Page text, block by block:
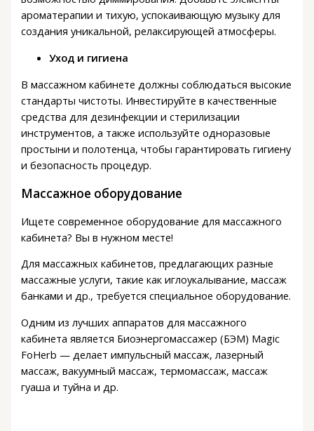
ароматерапии и тихую, успокаивающую музыку для
создания уникальной, релаксирующей атмосферы.
Уход и гигиена
В массажном кабинете должны соблюдаться высокие
стандарты чистоты. Инвестируйте в качественные
средства для дезинфекции и стерилизации
инструментов, а также используйте одноразовые
простыни и полотенца, чтобы гарантировать гигиену
и безопасность процедур.
Массажное оборудование
Ищете современное оборудование для массажного
кабинета? Вы в нужном месте!
Для массажных кабинетов, предлагающих разные
массажные услуги, такие как иглоукалывание, массаж
банками и др., требуется специальное оборудование.
Одним из лучших аппаратов для массажного
кабинета является Биоэнергомассажер (БЭМ) Magic
FoHerb — делает импульсный массаж, лазерный
массаж, вакуумный массаж, термомассаж, массаж
гуаша и туйна и др.